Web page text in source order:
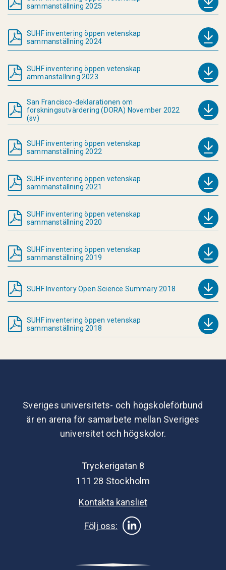
sammanställning 2025
SUHF inventering öppen vetenskap
sammanställning 2024
SUHF inventering öppen vetenskap
ammanställning 2023
San Francisco-deklarationen om
forskningsutvärdering (DORA) November 2022
(sv)
SUHF inventering öppen vetenskap
sammanställning 2022
SUHF inventering öppen vetenskap
sammanställning 2021
SUHF inventering öppen vetenskap
sammanställning 2020
SUHF inventering öppen vetenskap
sammanställning 2019
SUHF Inventory Open Science Summary 2018
SUHF inventering öppen vetenskap
sammanställning 2018
Sveriges universitets- och högskoleförbund
är en arena för samarbete mellan Sveriges
universitet och högskolor.
Tryckerigatan 8
111 28 Stockholm
Kontakta kansliet
Följ oss: